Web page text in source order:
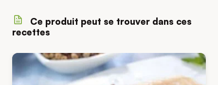
Ce produit peut se trouver dans ces
recettes